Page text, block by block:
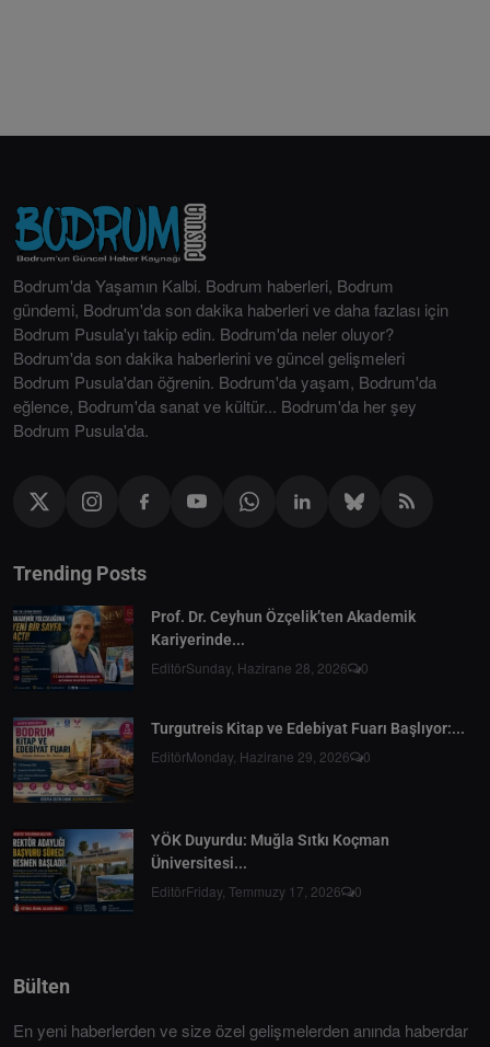
Bodrum'da Yaşamın Kalbi. Bodrum haberleri, Bodrum
gündemi, Bodrum'da son dakika haberleri ve daha fazlası için
Bodrum Pusula'yı takip edin. Bodrum'da neler oluyor?
Bodrum'da son dakika haberlerini ve güncel gelişmeleri
Bodrum Pusula'dan öğrenin. Bodrum'da yaşam, Bodrum'da
eğlence, Bodrum'da sanat ve kültür... Bodrum'da her şey
Bodrum Pusula'da.
Trending Posts
Prof. Dr. Ceyhun Özçelik’ten Akademik
Kariyerinde...
EditörSunday, Hazirane 28, 2026 0
Turgutreis Kitap ve Edebiyat Fuarı Başlıyor:...
EditörMonday, Hazirane 29, 2026 0
YÖK Duyurdu: Muğla Sıtkı Koçman
Üniversitesi...
EditörFriday, Temmuzy 17, 2026 0
Bülten
En yeni haberlerden ve size özel gelişmelerden anında haberdar